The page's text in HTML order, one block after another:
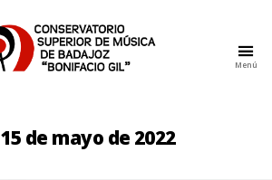
Música
de
Menú
15 de mayo de 2022